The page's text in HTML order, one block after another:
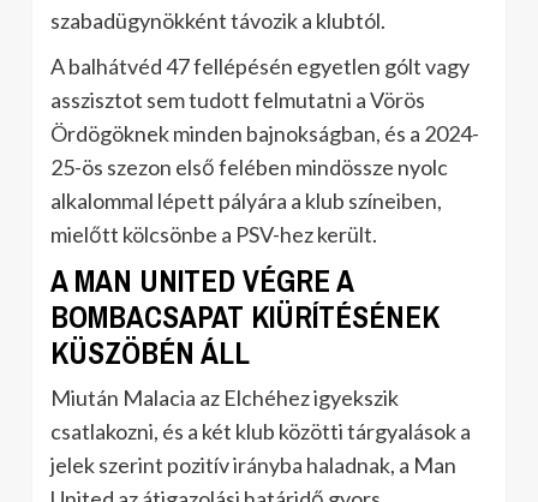
szabadügynökként távozik a klubtól.
A balhátvéd 47 fellépésén egyetlen gólt vagy
asszisztot sem tudott felmutatni a Vörös
Ördögöknek minden bajnokságban, és a 2024-
25-ös szezon első felében mindössze nyolc
alkalommal lépett pályára a klub színeiben,
mielőtt kölcsönbe a PSV-hez került.
A MAN UNITED VÉGRE A
BOMBACSAPAT KIÜRÍTÉSÉNEK
KÜSZÖBÉN ÁLL
Miután Malacia az Elchéhez igyekszik
csatlakozni, és a két klub közötti tárgyalások a
jelek szerint pozitív irányba haladnak, a Man